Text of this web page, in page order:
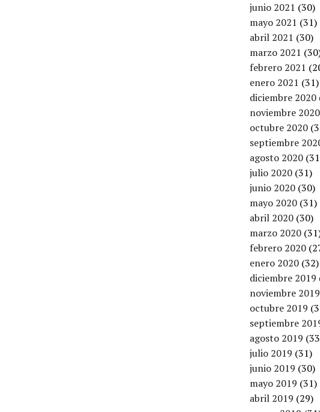
junio 2021 (30)
mayo 2021 (31)
abril 2021 (30)
marzo 2021
febrero 2021
enero 2021 (31)
diciembre 2020
noviembre 2020
octubre 2020
septiembre
agosto 2020
julio 2020 (31)
junio 2020 (30)
mayo 2020 (31)
abril 2020 (30)
marzo 2020
febrero 2020
enero 2020 (32)
diciembre 2019
noviembre 2019
octubre 2019
septiembre
agosto 2019
julio 2019 (31)
junio 2019 (30)
mayo 2019 (31)
abril 2019 (29)